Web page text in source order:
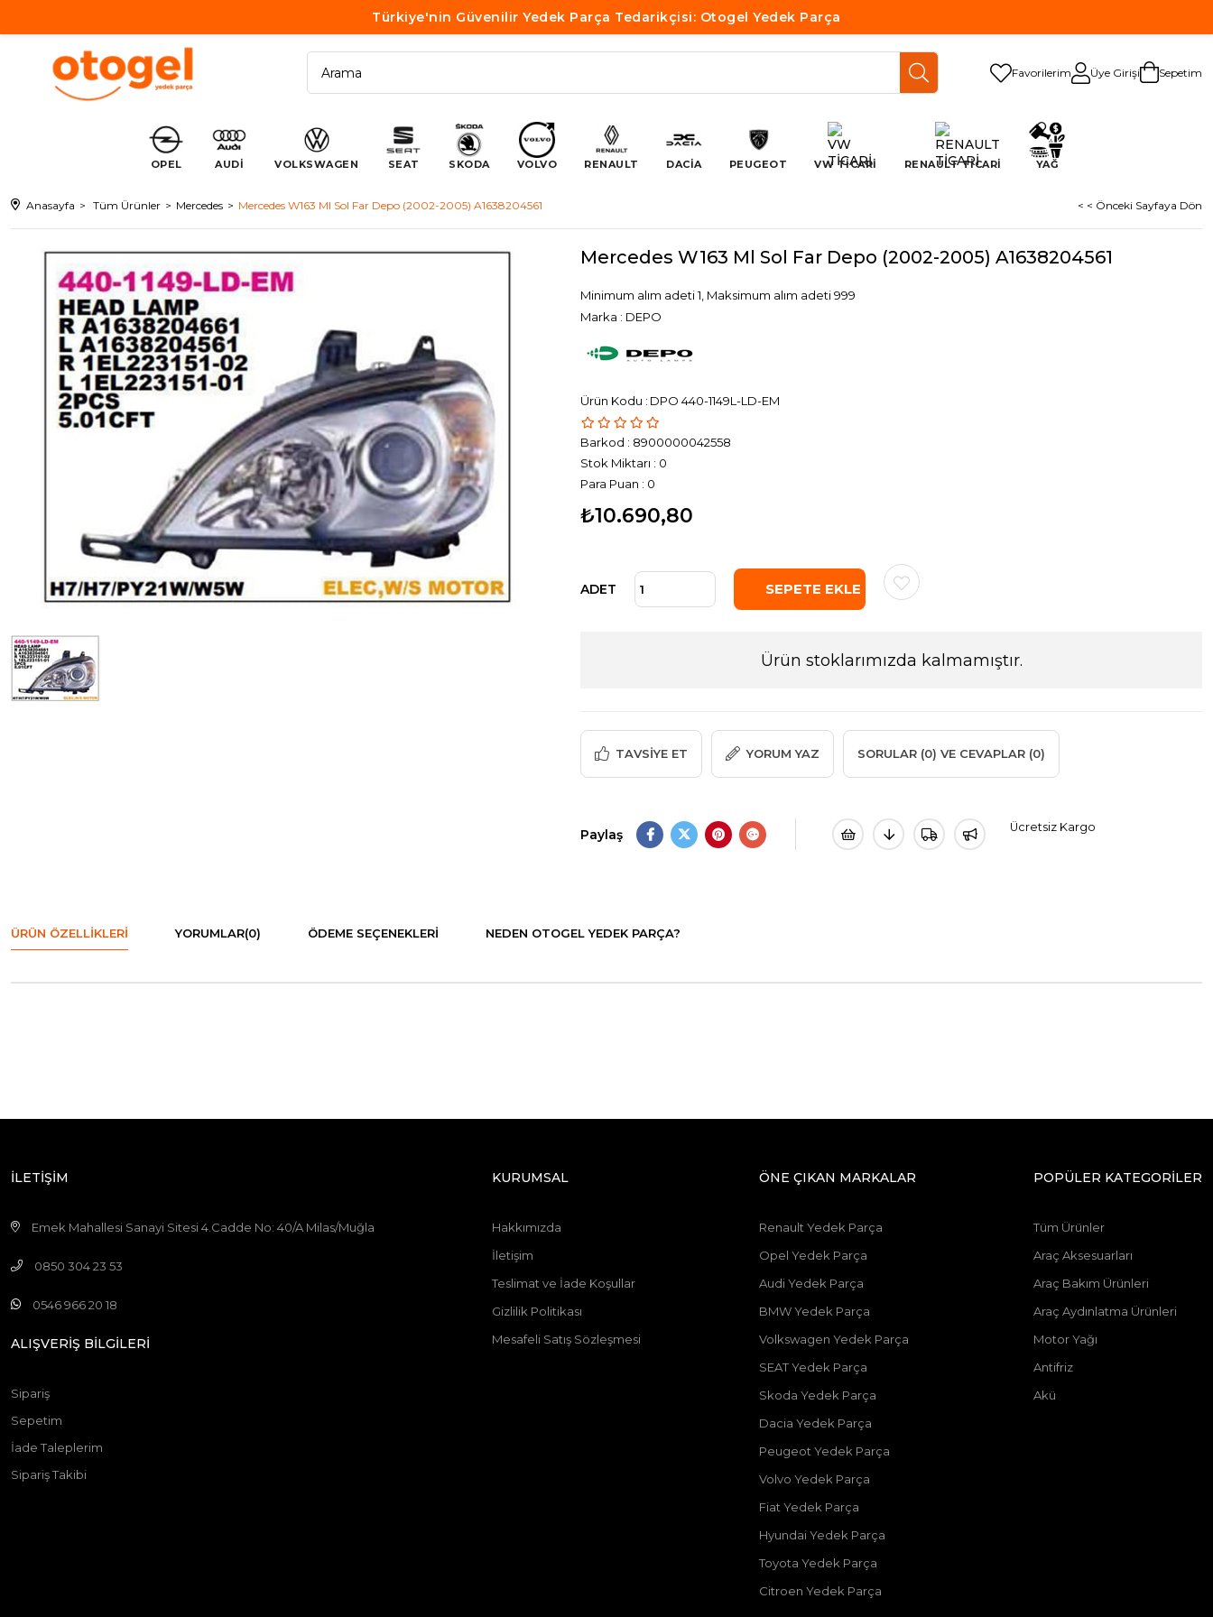
Türkiye'nin Güvenilir Yedek Parça Tedarikçisi: Otogel Yedek Parça
Favorilerim Üye Girişi Sepetim
OPEL AUDİ VOLKSWAGEN SEAT SKODA VOLVO RENAULT DACİA PEUGEOT VW TİCARİ RENAULT TİCARİ YAĞ
Anasayfa Tüm Ürünler Mercedes Mercedes W163 Ml Sol Far Depo (2002-2005) A1638204561 < < Önceki Sayfaya Dön
Mercedes W163 Ml Sol Far Depo (2002-2005) A1638204561
Minimum alım adeti 1, Maksimum alım adeti 999
Marka : DEPO
DPO 440-1149L-LD-EM
Barkod : 8900000042558
Stok Miktarı : 0
Para Puan : 0
₺10.690,80
ADET
Ürün stoklarımızda kalmamıştır.
TAVSIYE ET YORUM YAZ SORULAR (0) VE CEVAPLAR (0)
Paylaş Ücretsiz Kargo
ÜRÜN ÖZELLIKLERI YORUMLAR(0) ÖDEME SEÇENEKLERI NEDEN OTOGEL YEDEK PARÇA?
İLETİŞİM
Emek Mahallesi Sanayi Sitesi 4.Cadde No: 40/A Milas/Muğla
0850 304 23 53
0546 966 20 18
ALIŞVERİŞ BİLGİLERİ
Sipariş
Sepetim
İade Taleplerim
Sipariş Takibi
KURUMSAL
Hakkımızda
İletişim
Teslimat ve İade Koşullar
Gizlilik Politikası
Mesafeli Satış Sözleşmesi
ÖNE ÇIKAN MARKALAR
Renault Yedek Parça
Opel Yedek Parça
Audi Yedek Parça
BMW Yedek Parça
Volkswagen Yedek Parça
SEAT Yedek Parça
Skoda Yedek Parça
Dacia Yedek Parça
Peugeot Yedek Parça
Volvo Yedek Parça
Fiat Yedek Parça
Hyundai Yedek Parça
Toyota Yedek Parça
Citroen Yedek Parça
POPÜLER KATEGORİLER
Tüm Ürünler
Araç Aksesuarları
Araç Bakım Ürünleri
Araç Aydınlatma Ürünleri
Motor Yağı
Antifriz
Akü